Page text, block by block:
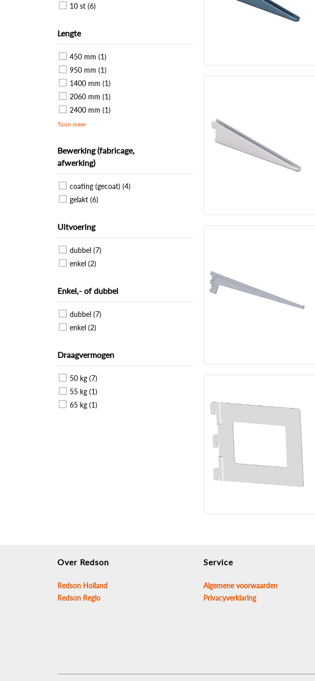
10 st (6)
Lengte
450 mm (1)
950 mm (1)
1400 mm (1)
2060 mm (1)
2400 mm (1)
Toon meer
Bewerking (fabricage,
afwerking)
coating (gecoat) (4)
gelakt (6)
Uitvoering
dubbel (7)
enkel (2)
Enkel,- of dubbel
dubbel (7)
enkel (2)
Draagvermogen
50 kg (7)
55 kg (1)
65 kg (1)
Over Redson
Redson Holland
Redson Regio
Service
Algemene voorwaarden
Privacyverklaring